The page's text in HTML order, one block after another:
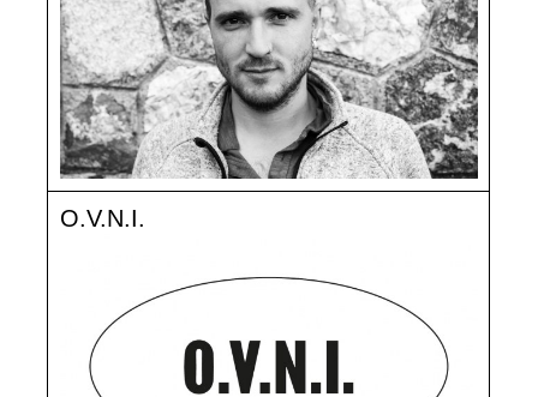
O.V.N.I.